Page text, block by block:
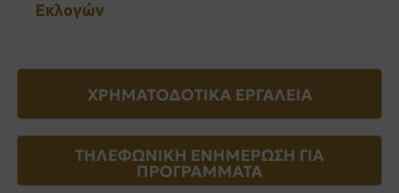
Εκλογών
ΧΡΗΜΑΤΟΔΟΤΙΚΑ ΕΡΓΑΛΕΙΑ
ΤΗΛΕΦΩΝΙΚΗ ΕΝΗΜΕΡΩΣΗ ΓΙΑ
ΠΡΟΓΡΑΜΜΑΤΑ